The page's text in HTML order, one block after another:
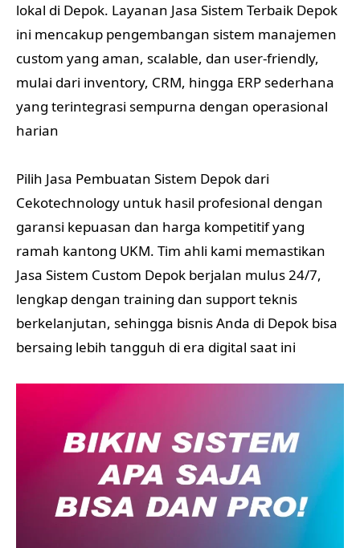
lokal di Depok. Layanan Jasa Sistem Terbaik Depok
ini mencakup pengembangan sistem manajemen
custom yang aman, scalable, dan user-friendly,
mulai dari inventory, CRM, hingga ERP sederhana
yang terintegrasi sempurna dengan operasional
harian
Pilih Jasa Pembuatan Sistem Depok dari
Cekotechnology untuk hasil profesional dengan
garansi kepuasan dan harga kompetitif yang
ramah kantong UKM. Tim ahli kami memastikan
Jasa Sistem Custom Depok berjalan mulus 24/7,
lengkap dengan training dan support teknis
berkelanjutan, sehingga bisnis Anda di Depok bisa
bersaing lebih tangguh di era digital saat ini